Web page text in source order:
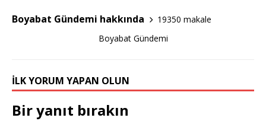
o
k
Boyabat Gündemi hakkında
19350 makale
Boyabat Gündemi
İLK YORUM YAPAN OLUN
Bir yanıt bırakın